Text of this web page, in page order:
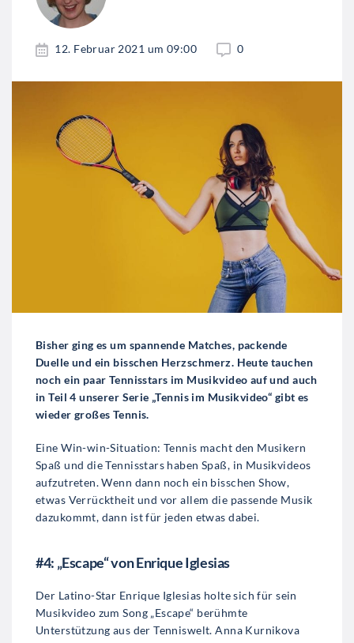
12. Februar 2021 um 09:00 0
Bisher ging es um spannende Matches, packende
Duelle und ein bisschen Herzschmerz. Heute tauchen
noch ein paar Tennisstars im Musikvideo auf und auch
in Teil 4 unserer Serie „Tennis im Musikvideo“ gibt es
wieder großes Tennis.
Eine Win-win-Situation: Tennis macht den Musikern
Spaß und die Tennisstars haben Spaß, in Musikvideos
aufzutreten. Wenn dann noch ein bisschen Show,
etwas Verrücktheit und vor allem die passende Musik
dazukommt, dann ist für jeden etwas dabei.
#4: „Escape“ von Enrique Iglesias
Der Latino-Star Enrique Iglesias holte sich für sein
Musikvideo zum Song „Escape“ berühmte
Unterstützung aus der Tenniswelt. Anna Kurnikova